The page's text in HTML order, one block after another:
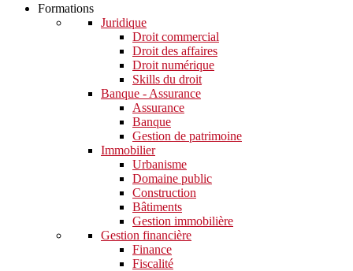
Formations
Juridique
Droit commercial
Droit des affaires
Droit numérique
Skills du droit
Banque - Assurance
Assurance
Banque
Gestion de patrimoine
Immobilier
Urbanisme
Domaine public
Construction
Bâtiments
Gestion immobilière
Gestion financière
Finance
Fiscalité